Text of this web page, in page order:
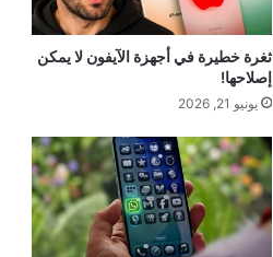
ثغرة خطيرة في أجهزة الآيفون لا يمكن
إصلاحها!
يونيو 21, 2026